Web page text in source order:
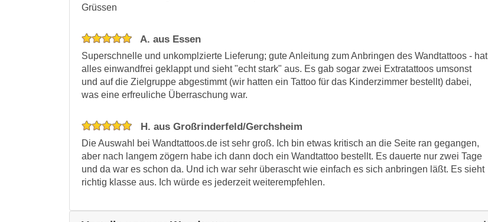
Grüssen
A. aus Essen
Superschnelle und unkomplzierte Lieferung; gute Anleitung zum Anbringen des Wandtattoos - hat
alles einwandfrei geklappt und sieht "echt stark" aus. Es gab sogar zwei Extratattoos umsonst
und auf die Zielgruppe abgestimmt (wir hatten ein Tattoo für das Kinderzimmer bestellt) dabei,
was eine erfreuliche Überraschung war.
H. aus Großrinderfeld/Gerchsheim
Die Auswahl bei Wandtattoos.de ist sehr groß. Ich bin etwas kritisch an die Seite ran gegangen,
aber nach langem zögern habe ich dann doch ein Wandtattoo bestellt. Es dauerte nur zwei Tage
und da war es schon da. Und ich war sehr überascht wie einfach es sich anbringen läßt. Es sieht
richtig klasse aus. Ich würde es jederzeit weiterempfehlen.